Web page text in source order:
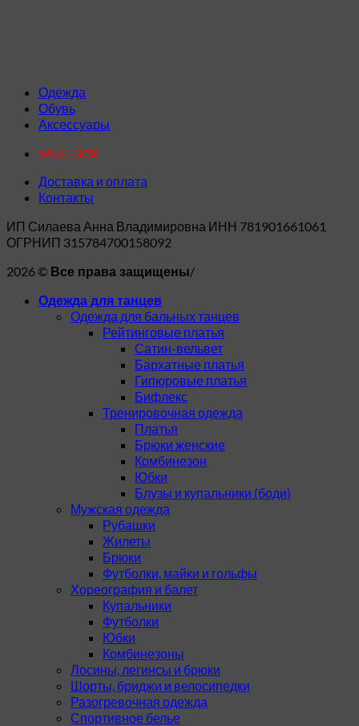
Одежда
Обувь
Аксессуары
SALE -30%
Доставка и оплата
Контакты
ИП Силаева Анна Владимировна ИНН 781901661061
ОГРНИП 315784700158092
2026 © Все права защищены/
Одежда для танцев
Одежда для бальных танцев
Рейтинговые платья
Сатин-вельвет
Бархатные платья
Гипюровые платья
Бифлекс
Тренировочная одежда
Платья
Брюки женские
Комбинезон
Юбки
Блузы и купальники (боди)
Мужская одежда
Рубашки
Жилеты
Брюки
Футболки, майки и гольфы
Хореография и балет
Купальники
Футболки
Юбки
Комбинезоны
Лосины, легинсы и брюки
Шорты, бриджи и велосипедки
Разогревочная одежда
Спортивное белье